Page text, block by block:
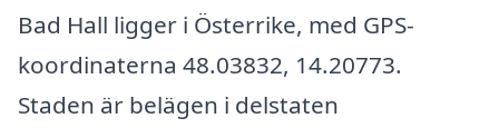
Bad Hall ligger i Österrike, med GPS-
koordinaterna 48.03832, 14.20773.
Staden är belägen i delstaten